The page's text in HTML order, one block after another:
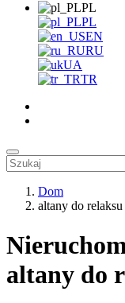
PL
PL
EN
RU
UA
TR
Dom
altany do relaksu
altany do